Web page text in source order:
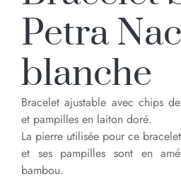
Petra
blanche
Bracelet ajustable avec chips
et pampilles en laiton doré.
La pierre utilisée pour ce
et ses pampilles sont en
bambou.